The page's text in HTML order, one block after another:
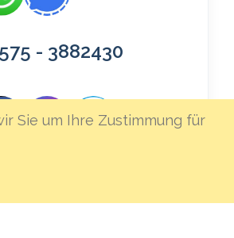
Sie um Ihre Zustimmung für
- 3882430